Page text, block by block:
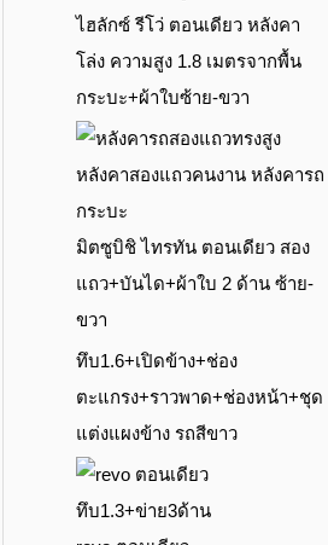
ไฮลักซ์ รีโว่ ตอนเดียว หลังคา
โล่ง ความสูง 1.8 เมตรจากพื้น
กระบะ+ผ้าใบซ้าย-ขวา
มิตซูบิชิ ไทรทัน ตอนเดียว สอง
แถว+บันได+ผ้าใบ 2 ด้าน ซ้าย-
ขวา
ทึบ1.6+เปิดข้าง+ช่อง
ตะแกรง+ราวพาด+ช่องหน้า+ชุด
แต่งแผงข้าง รถสีขาว